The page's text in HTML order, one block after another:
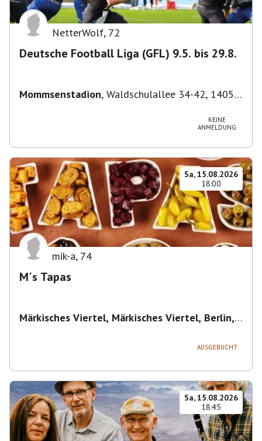
NetterWolf, 72
Deutsche Football Liga (GFL) 9.5. bis 29.8.
Mommsenstadion, Waldschulallee 34-42, 14055
KEINE
ANMELDUNG
Sa, 15.08.2026
18:00
mik-a, 74
M´s Tapas
Märkisches Viertel, Märkisches Viertel, Berlin,
AUSGEBUCHT
Sa, 15.08.2026
18:45